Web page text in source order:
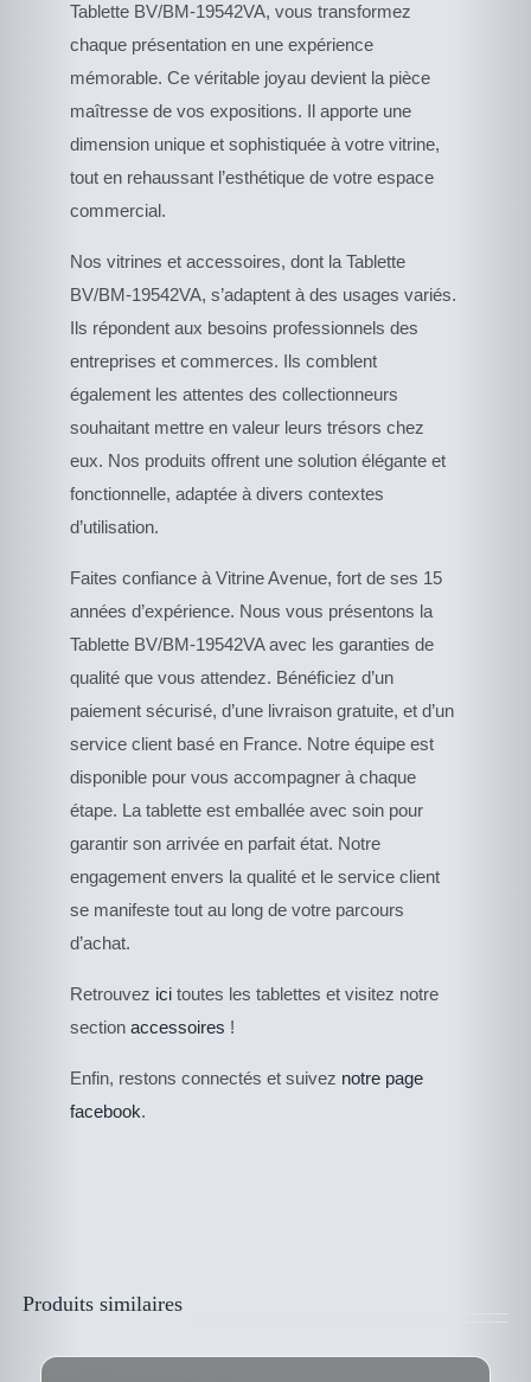
Tablette BV/BM-19542VA, vous transformez
chaque présentation en une expérience
mémorable. Ce véritable joyau devient la pièce
maîtresse de vos expositions. Il apporte une
dimension unique et sophistiquée à votre vitrine,
tout en rehaussant l’esthétique de votre espace
commercial.
Nos vitrines et accessoires, dont la Tablette
BV/BM-19542VA, s’adaptent à des usages variés.
Ils répondent aux besoins professionnels des
entreprises et commerces. Ils comblent
également les attentes des collectionneurs
souhaitant mettre en valeur leurs trésors chez
eux. Nos produits offrent une solution élégante et
fonctionnelle, adaptée à divers contextes
d’utilisation.
Faites confiance à Vitrine Avenue, fort de ses 15
années d’expérience. Nous vous présentons la
Tablette BV/BM-19542VA avec les garanties de
qualité que vous attendez. Bénéficiez d’un
paiement sécurisé, d’une livraison gratuite, et d’un
service client basé en France. Notre équipe est
disponible pour vous accompagner à chaque
étape. La tablette est emballée avec soin pour
garantir son arrivée en parfait état. Notre
engagement envers la qualité et le service client
se manifeste tout au long de votre parcours
d’achat.
Retrouvez ici toutes les tablettes et visitez notre
sectionaccessoires !
Enfin, restons connectés et suivez notre page
facebook.
Produits similaires
PRODUIT